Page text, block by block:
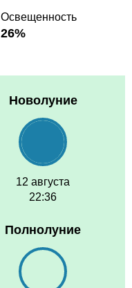
Освещенность
26%
Новолуние
12 августа
22:36
Полнолуние